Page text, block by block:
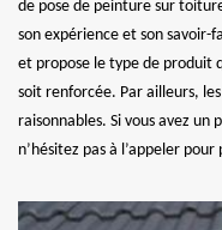
de pose de peinture sur
son expérience et son savoir-
et propose le type de produit
soit renforcée. Par ailleurs,
raisonnables. Si vous avez
n’hésitez pas à l’appeler